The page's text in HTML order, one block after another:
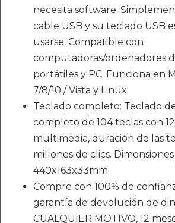
necesita software.
cable USB y su teclado USB
usarse. Compatible con
computadoras/ordenadores
portátiles y PC. Funciona en
7/8/10 / Vista y Linux
Teclado completo: Teclado
completo de 104 teclas con
multimedia, duración de las
millones de clics.
440x163x33mm
Compre con 100% de
garantía de devolución de
CUALQUIER MOTIVO, 12